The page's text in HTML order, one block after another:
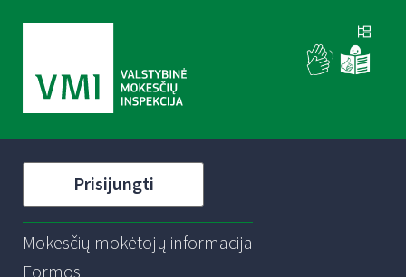
Prisijungti
Mokesčių mokėtojų informacija